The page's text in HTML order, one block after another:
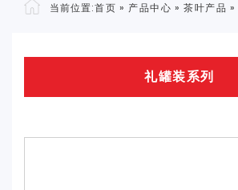
当前位置:首页 » 产品中心 » 茶叶产品 »
礼罐装系列